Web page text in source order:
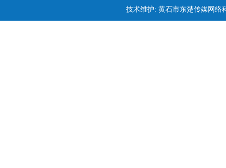
技术维护: 黄石市东楚传媒网络